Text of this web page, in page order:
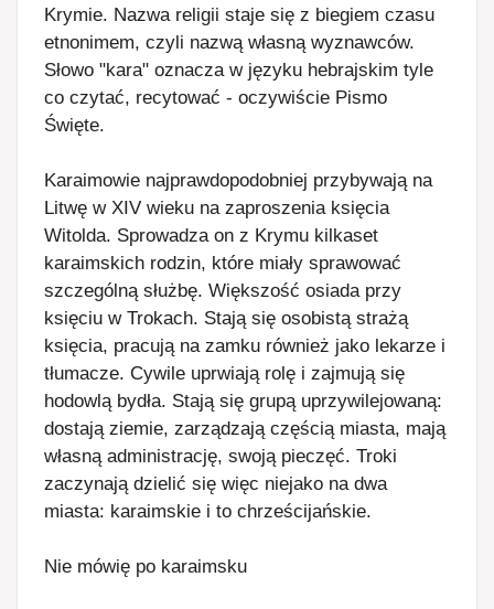
Krymie. Nazwa religii staje się z biegiem czasu
etnonimem, czyli nazwą własną wyznawców.
Słowo "kara" oznacza w języku hebrajskim tyle
co czytać, recytować - oczywiście Pismo
Święte.
Karaimowie najprawdopodobniej przybywają na
Litwę w XIV wieku na zaproszenia księcia
Witolda. Sprowadza on z Krymu kilkaset
karaimskich rodzin, które miały sprawować
szczególną służbę. Większość osiada przy
księciu w Trokach. Stają się osobistą strażą
księcia, pracują na zamku również jako lekarze i
tłumacze. Cywile uprwiają rolę i zajmują się
hodowlą bydła. Stają się grupą uprzywilejowaną:
dostają ziemie, zarządzają częścią miasta, mają
własną administrację, swoją pieczęć. Troki
zaczynają dzielić się więc niejako na dwa
miasta: karaimskie i to chrześcijańskie.
Nie mówię po karaimsku